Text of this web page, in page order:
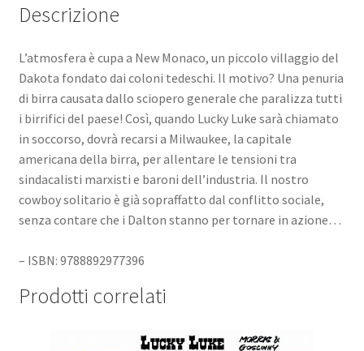
Descrizione
L’atmosfera è cupa a New Monaco, un piccolo villaggio del
Dakota fondato dai coloni tedeschi. Il motivo? Una penuria
di birra causata dallo sciopero generale che paralizza tutti
i birrifici del paese! Così, quando Lucky Luke sarà chiamato
in soccorso, dovrà recarsi a Milwaukee, la capitale
americana della birra, per allentare le tensioni tra
sindacalisti marxisti e baroni dell’industria. Il nostro
cowboy solitario è già sopraffatto dal conflitto sociale,
senza contare che i Dalton stanno per tornare in azione…
– ISBN: 9788892977396
Prodotti correlati